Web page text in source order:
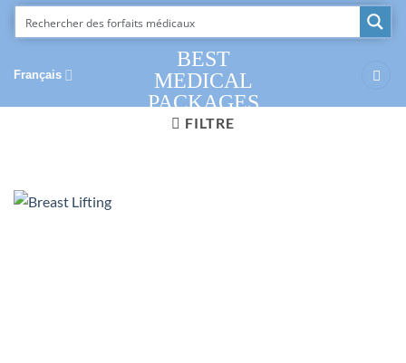
Passer
BEST
MEDICAL
PACKAGES
Français
FILTRE